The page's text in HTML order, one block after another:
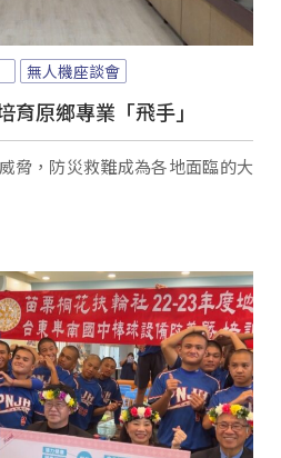
無人機座談會
育原鄉專業「飛手」
脅，防災救難成為各地面臨的大